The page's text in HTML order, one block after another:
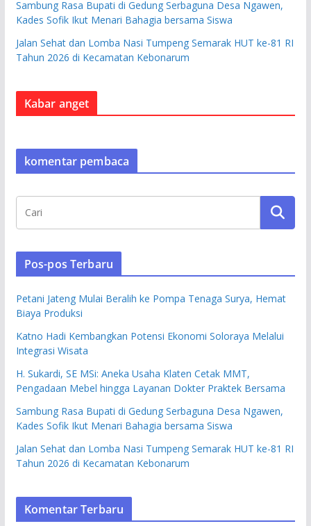
Sambung Rasa Bupati di Gedung Serbaguna Desa Ngawen,
Kades Sofik Ikut Menari Bahagia bersama Siswa
Jalan Sehat dan Lomba Nasi Tumpeng Semarak HUT ke-81 RI
Tahun 2026 di Kecamatan Kebonarum
Kabar anget
komentar pembaca
Pos-pos Terbaru
Petani Jateng Mulai Beralih ke Pompa Tenaga Surya, Hemat
Biaya Produksi
Katno Hadi Kembangkan Potensi Ekonomi Soloraya Melalui
Integrasi Wisata
H. Sukardi, SE MSi: Aneka Usaha Klaten Cetak MMT,
Pengadaan Mebel hingga Layanan Dokter Praktek Bersama
Sambung Rasa Bupati di Gedung Serbaguna Desa Ngawen,
Kades Sofik Ikut Menari Bahagia bersama Siswa
Jalan Sehat dan Lomba Nasi Tumpeng Semarak HUT ke-81 RI
Tahun 2026 di Kecamatan Kebonarum
Komentar Terbaru